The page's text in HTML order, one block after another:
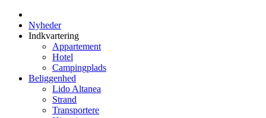
Nyheder
Indkvartering
Appartement
Hotel
Campingplads
Beliggenhed
Lido Altanea
Strand
Transportere